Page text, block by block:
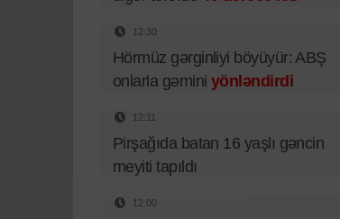
12:30
Hörmüz gərginliyi böyüyür: ABŞ
onlarla gəmini yönləndirdi
12:11
Pirşağıda batan 16 yaşlı gəncin
meyiti tapıldı
12:00